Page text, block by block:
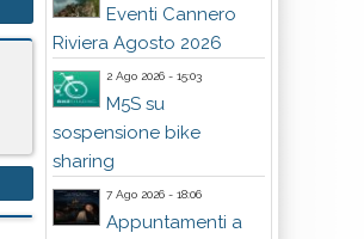
Eventi Cannero
Riviera Agosto 2026
2 Ago 2026 - 15:03
M5S su
sospensione bike
sharing
7 Ago 2026 - 18:06
Appuntamenti a